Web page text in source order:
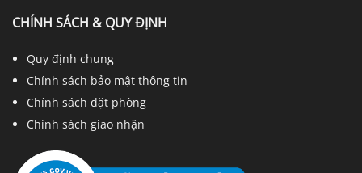
CHÍNH SÁCH & QUY ĐỊNH
Quy định chung
Chính sách bảo mật thông tin
Chính sách đặt phòng
Chính sách giao nhận